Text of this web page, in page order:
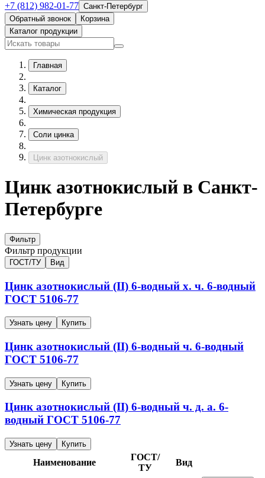
+7 (812) 982-01-77 Санкт-Петербург
Обратный звонок
Корзина
Каталог продукции
Главная
Каталог
Химическая продукция
Соли цинка
Цинк азотнокислый
Цинк азотнокислый в Санкт-
Петербурге
Фильтр
Фильтр продукции
ГОСТ/ТУ Вид
Цинк азотнокислый (II) 6-водный х. ч. 6-водный
ГОСТ 5106-77
Узнать цену Купить
Цинк азотнокислый (II) 6-водный ч. 6-водный
ГОСТ 5106-77
Узнать цену Купить
Цинк азотнокислый (II) 6-водный ч. д. а. 6-
водный ГОСТ 5106-77
Узнать цену Купить
Наименование
ГОСТ/
ТУ
Вид